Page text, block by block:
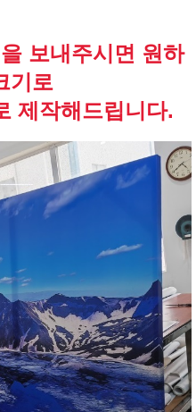
보내주시면 원하
기로
제작해드립니다.